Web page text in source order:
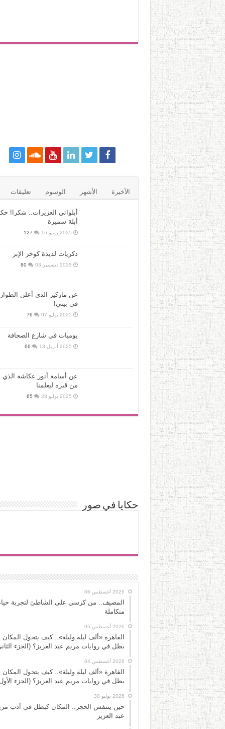
الأخيرة الأشهر الوسوم تعليقات
أبلواتي العزيزات.. شكرا!
أبلة سميرة
2025 يونيو 16 127
ذكريات لذيذة كوخز الإبر
2025 ديسمبر 03 80
عن ماركيز الذي أعلن
في بيتي!
2025 يوليو 07 76
يوميات في شارع الصحافة
2025 أبريل 13 66
عن أسامة أنور عكاشة الذي
من قبره ليعلمنا
2025 يوليو 28 65
حكايا في صور
2026 أغسطس 06
المصيف.. من كرسي على الشاطئ لتجربة
متكاملة
2026 أغسطس 05
القاهرة «ألف ليلة وليلة».. كيف يتحول المكان
بطل في روايات مريم عبد العزيز؟ (الجزء
2026 أغسطس 04
القاهرة «ألف ليلة وليلة».. كيف يتحول المكان
بطل في روايات مريم عبد العزيز؟ (الجزء
2026 يوليو 30
حين يتنفس الحجر.. المكان كبطل في أدب
عبد العزيز